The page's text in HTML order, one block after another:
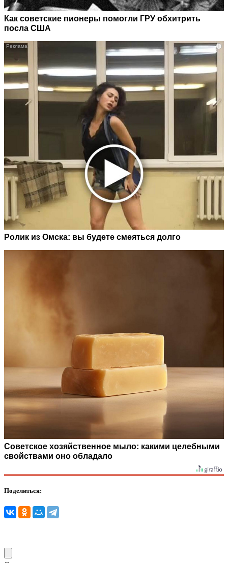
Как советские пионеры помогли ГРУ обхитрить
посла США
i
Ролик из Омска: вы будете смеяться долго
Советское хозяйственное мыло: какими целебными
свойствами оно обладало
Поделиться: